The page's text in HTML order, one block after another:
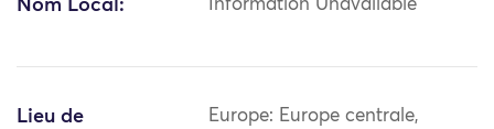
Nom Local: Information Unavailable
Lieu de
Europe: Europe centrale,